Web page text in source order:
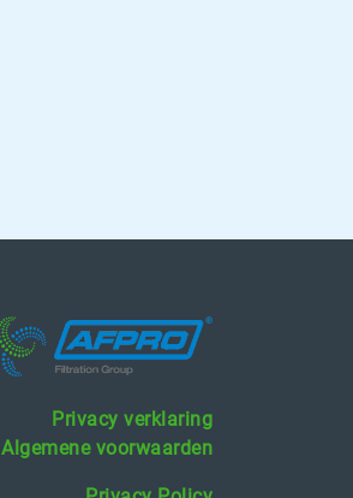
Privacy verklaring
Algemene voorwaarden